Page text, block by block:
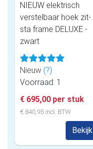
NIEUW elektrisch
verstelbaar hoek zit-
sta frame DELUXE -
zwart
Nieuw (?)
Voorraad: 1
€ 695,00 per stuk
€ 840,95 incl. BTW
Bekijk